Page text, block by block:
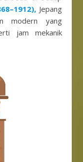
Jepang
modern yang
jam mekanik